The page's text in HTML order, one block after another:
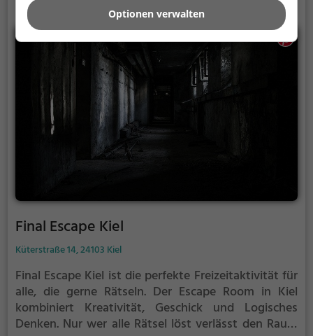
Final Escape Kiel
Küterstraße 14, 24103 Kiel
Final Escape Kiel ist die perfekte Freizeitaktivität für
alle, die gerne Rätseln. Der Escape Room in Kiel
kombiniert Kreativität, Geschick und Logisches
Denken. Nur wer alle Rätsel löst verlässt den Raum
Optionen verwalten